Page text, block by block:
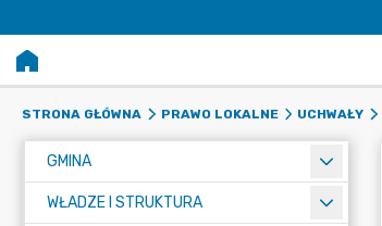
STRONA GŁÓWNA PRAWO LOKALNE UCHWAŁY
GMINA
WŁADZE I STRUKTURA